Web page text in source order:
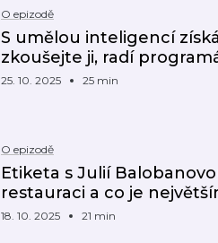
O epizodě
S umělou inteligencí
zkoušejte ji, radí
25. 10. 2025 25 min
O epizodě
Etiketa s Julií
restauraci a co je
18. 10. 2025 21 min